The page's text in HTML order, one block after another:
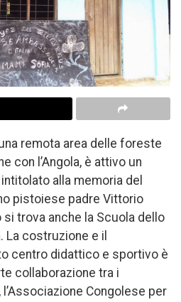
remota area delle foreste
con l’Angola, è attivo un
alla memoria del
pistoiese padre Vittorio
trova anche la Scuola dello
La costruzione e il
centro didattico e sportivo è
collaborazione tra i
Congolese per